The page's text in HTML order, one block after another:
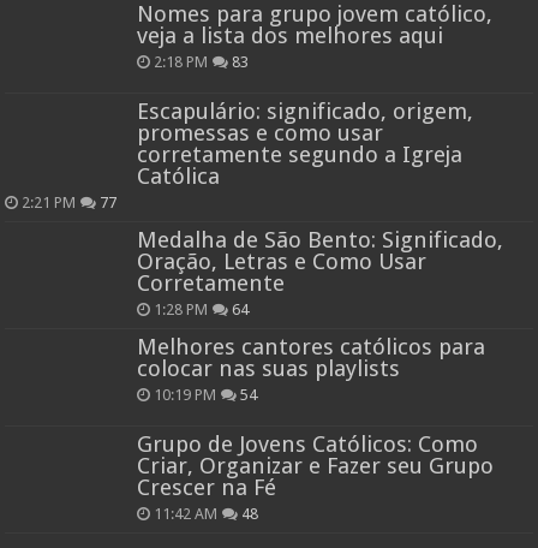
Nomes para grupo jovem católico,
veja a lista dos melhores aqui
2:18 PM 83
Escapulário: significado, origem,
promessas e como usar
corretamente segundo a Igreja
Católica
2:21 PM 77
Medalha de São Bento: Significado,
Oração, Letras e Como Usar
Corretamente
1:28 PM 64
Melhores cantores católicos para
colocar nas suas playlists
10:19 PM 54
Grupo de Jovens Católicos: Como
Criar, Organizar e Fazer seu Grupo
Crescer na Fé
11:42 AM 48